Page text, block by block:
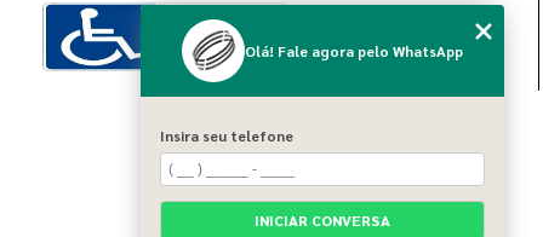
Home
Sobre nós
Blog
Serviços
Olá! Fale agora pelo WhatsApp
Insira seu telefone
INICIAR CONVERSA